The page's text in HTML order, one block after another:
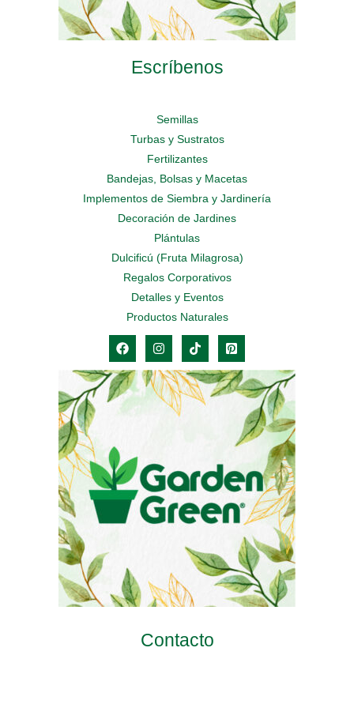
Escríbenos
Semillas
Turbas y Sustratos
Fertilizantes
Bandejas, Bolsas y Macetas
Implementos de Siembra y Jardinería
Decoración de Jardines
Plántulas
Dulcificú (Fruta Milagrosa)
Regalos Corporativos
Detalles y Eventos
Productos Naturales
Contacto